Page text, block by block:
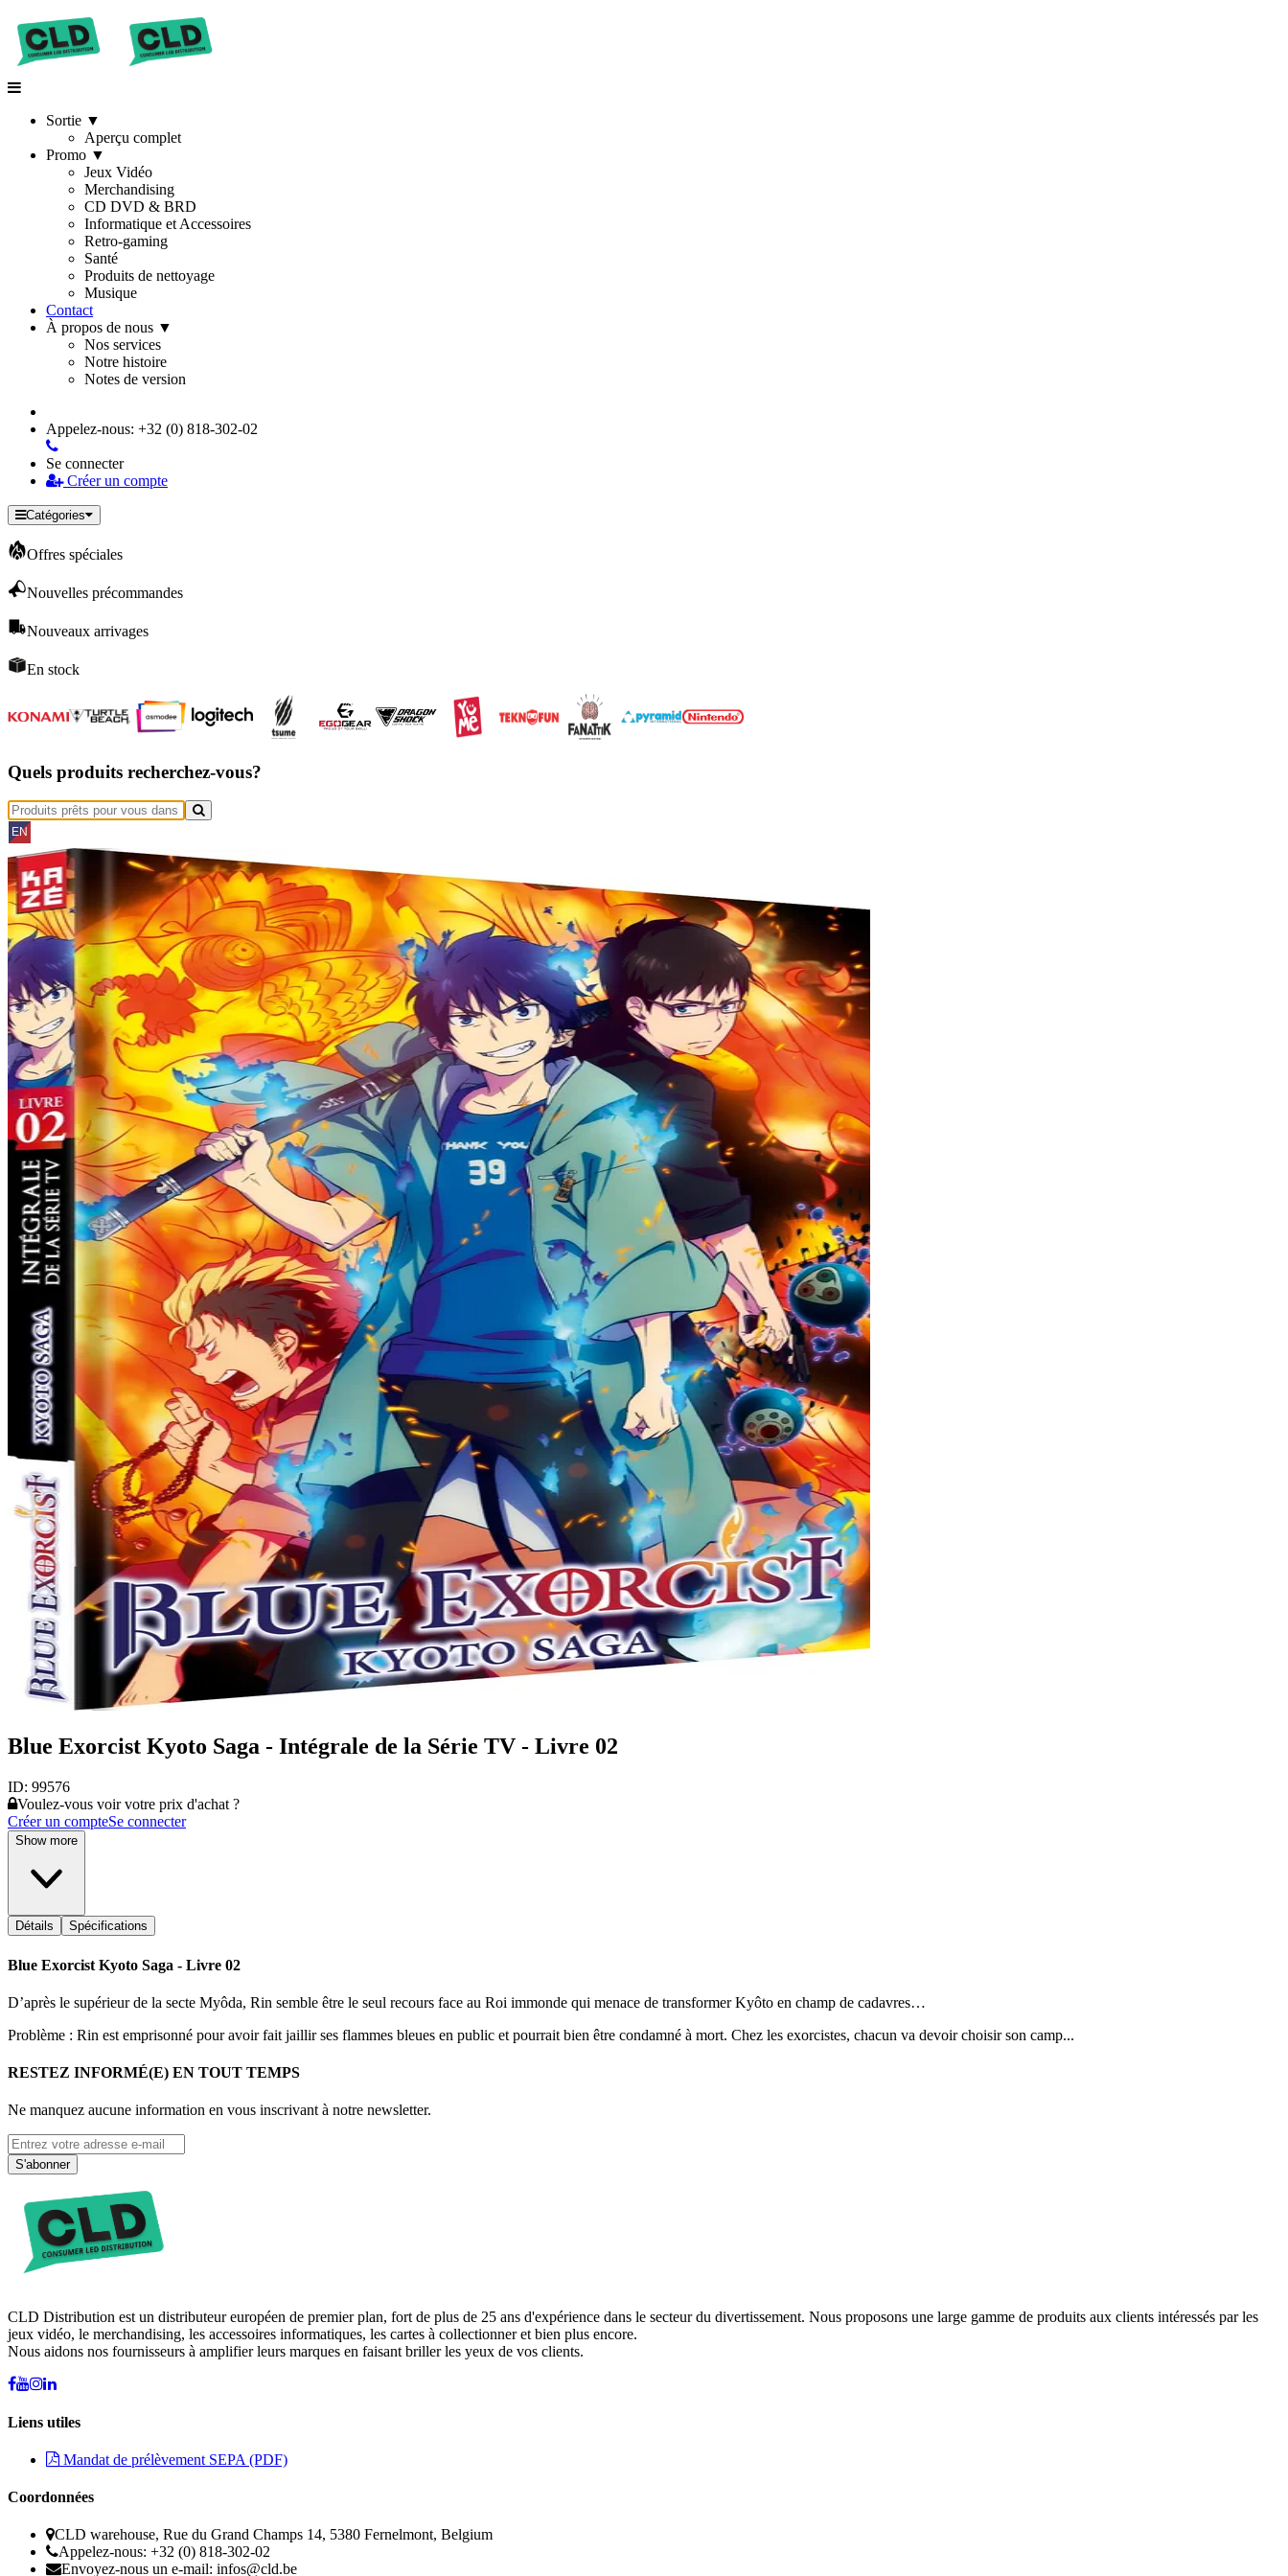
Sortie ▼
Aperçu complet
Promo ▼
Jeux Vidéo
Merchandising
CD DVD & BRD
Informatique et Accessoires
Retro-gaming
Santé
Produits de nettoyage
Musique
Contact
À propos de nous ▼
Nos services
Notre histoire
Notes de version
Appelez-nous: +32 (0) 818-302-02
Se connecter
Créer un compte
Catégories
Offres spéciales
Nouvelles précommandes
Nouveaux arrivages
En stock
Quels produits recherchez-vous?
Blue Exorcist Kyoto Saga - Intégrale de la Série TV - Livre 02
ID: 99576
Voulez-vous voir votre prix d'achat ?
Créer un compteSe connecter
Show more
Détails Spécifications
Blue Exorcist Kyoto Saga - Livre 02
D’après le supérieur de la secte Myôda, Rin semble être le seul recours face au Roi immonde qui menace de transformer Kyôto en champ de cadavres…
Problème : Rin est emprisonné pour avoir fait jaillir ses flammes bleues en public et pourrait bien être condamné à mort. Chez les exorcistes, chacun va devoir choisir son camp...
RESTEZ INFORMÉ(E) EN TOUT TEMPS
Ne manquez aucune information en vous inscrivant à notre newsletter.
S'abonner
CLD Distribution est un distributeur européen de premier plan, fort de plus de 25 ans d'expérience dans le secteur du divertissement. Nous proposons une large gamme de produits aux clients intéressés par les
jeux vidéo, le merchandising, les accessoires informatiques, les cartes à collectionner et bien plus encore.
Nous aidons nos fournisseurs à amplifier leurs marques en faisant briller les yeux de vos clients.
Liens utiles
Mandat de prélèvement SEPA (PDF)
Coordonnées
CLD warehouse, Rue du Grand Champs 14, 5380 Fernelmont, Belgium
Appelez-nous: +32 (0) 818-302-02
Envoyez-nous un e-mail: infos@cld.be